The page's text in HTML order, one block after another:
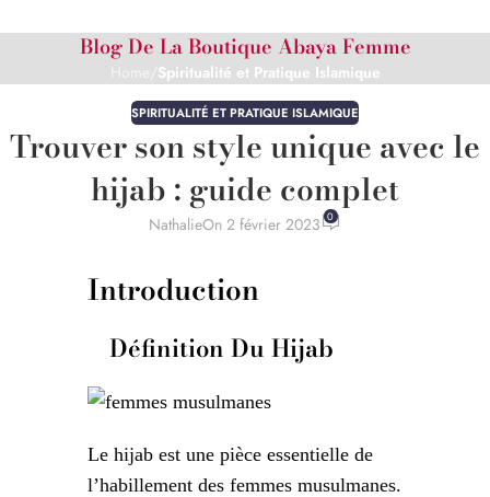
Blog De La Boutique Abaya Femme
Spiritualité et Pratique Islamique
SPIRITUALITÉ ET PRATIQUE ISLAMIQUE
Trouver son style unique avec le
hijab : guide complet
NathalieOn 2 février 2023 0
Introduction
Définition Du Hijab
Le hijab est une pièce essentielle de
l’habillement des femmes musulmanes.